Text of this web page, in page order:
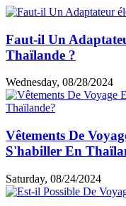
Faut-il Un
Thaïlande ?
Wednesday, 08/28/2024
Vêtements De
S'habiller En
Saturday, 08/24/2024